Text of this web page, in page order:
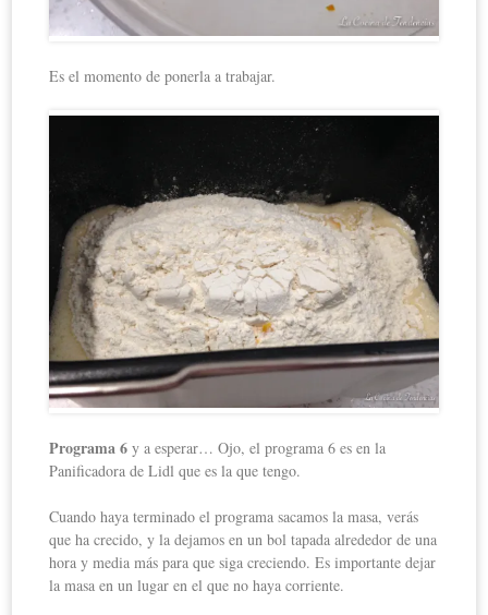
Es el momento de ponerla a trabajar.
Programa 6 y a esperar… Ojo, el programa 6 es en la
Panificadora de Lidl que es la que tengo.
Cuando haya terminado el programa sacamos la masa, verás
que ha crecido, y la dejamos en un bol tapada alrededor de una
hora y media más para que siga creciendo. Es importante dejar
la masa en un lugar en el que no haya corriente.